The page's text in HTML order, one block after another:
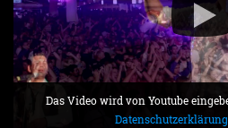
Das Video wird von Youtube